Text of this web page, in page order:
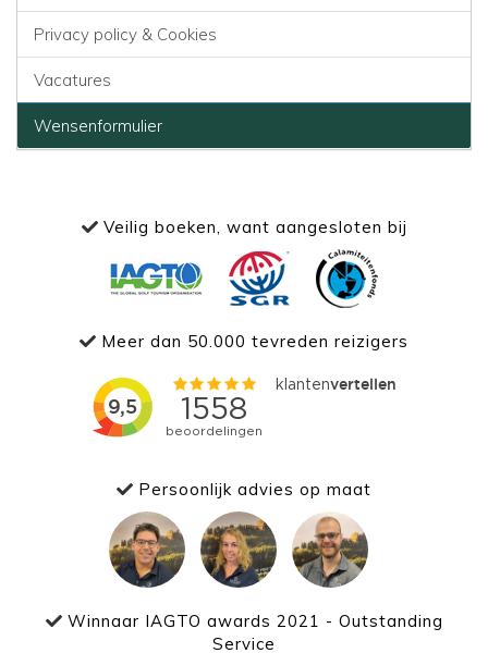
Privacy policy & Cookies
Vacatures
Wensenformulier
Veilig boeken, want aangesloten bij
Meer dan 50.000 tevreden reizigers
Persoonlijk advies op maat
Winnaar IAGTO awards 2021 - Outstanding
Service